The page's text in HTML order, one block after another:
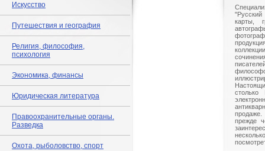
Искусство
Путешествия и география
Религия, философия,
психология
Экономика, финансы
Юридическая литература
Правоохранительные органы.
Разведка
Охота, рыболовство, спорт
"Русский
карты,
столько
прежде